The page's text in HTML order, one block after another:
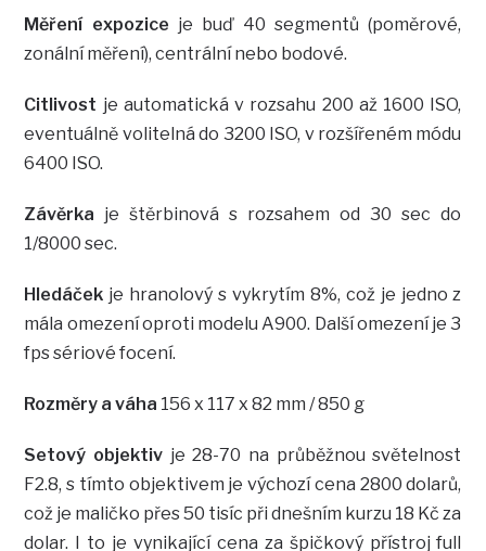
Měření expozice je buď 40 segmentů (poměrové,
zonální měření), centrální nebo bodové.
Citlivost je automatická v rozsahu 200 až 1600 ISO,
eventuálně volitelná do 3200 ISO, v rozšířeném módu
6400 ISO.
Závěrka je štěrbinová s rozsahem od 30 sec do
1/8000 sec.
Hledáček je hranolový s vykrytím 8%, což je jedno z
mála omezení oproti modelu A900. Další omezení je 3
fps sériové focení.
Rozměry a váha 156 x 117 x 82 mm / 850 g
Setový objektiv je 28-70 na průběžnou světelnost
F2.8, s tímto objektivem je výchozí cena 2800 dolarů,
což je maličko přes 50 tisíc při dnešním kurzu 18 Kč za
dolar. I to je vynikající cena za špičkový přístroj full